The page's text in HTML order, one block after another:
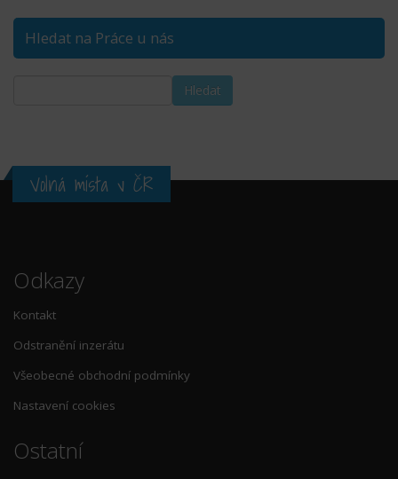
Hledat na Práce u nás
Volná místa v ČR
Odkazy
Kontakt
Odstranění inzerátu
Všeobecné obchodní podmínky
Nastavení cookies
Ostatní